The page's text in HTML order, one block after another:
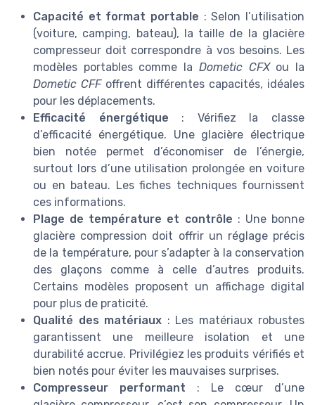
Capacité et format portable : Selon l’utilisation
(voiture, camping, bateau), la taille de la glacière
compresseur doit correspondre à vos besoins. Les
modèles portables comme la Dometic CFXou la
Dometic CFFoffrent différentes capacités, idéales
pour les déplacements.
Efficacité énergétique : Vérifiez la classe
d’efficacité énergétique. Une glacière électrique
bien notée permet d’économiser de l’énergie,
surtout lors d’une utilisation prolongée en voiture
ou en bateau. Les fiches techniques fournissent
ces informations.
Plage de température et contrôle : Une bonne
glacière compression doit offrir un réglage précis
de la température, pour s’adapter à la conservation
des glaçons comme à celle d’autres produits.
Certains modèles proposent un affichage digital
pour plus de praticité.
Qualité des matériaux : Les matériaux robustes
garantissent une meilleure isolation et une
durabilité accrue. Privilégiez les produits vérifiés et
bien notés pour éviter les mauvaises surprises.
Compresseur performant : Le cœur d’une